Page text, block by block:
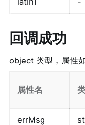
latin1 -
回调成功
object 类型，属性
属性名
errMsg